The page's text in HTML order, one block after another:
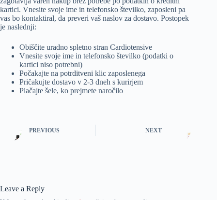
kartici. Vnesite svoje ime in telefonsko številko, zaposleni pa
vas bo kontaktiral, da preveri vaš naslov za dostavo. Postopek
je naslednji:
Obiščite uradno spletno stran Cardiotensive
Vnesite svoje ime in telefonsko številko (podatki o
kartici niso potrebni)
Počakajte na potrditveni klic zaposlenega
Pričakujte dostavo v 2-3 dneh s kurirjem
Plačajte šele, ko prejmete naročilo
PREVIOUS NEXT
Leave a Reply